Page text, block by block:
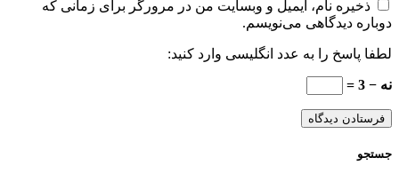
ذخیره نام، ایمیل و وبسایت من در مرورگر برای زمانی که
دوباره دیدگاهی می‌نویسم.
لطفا پاسخ را به عدد انگلیسی وارد کنید:
نه − 3 =
جستجو